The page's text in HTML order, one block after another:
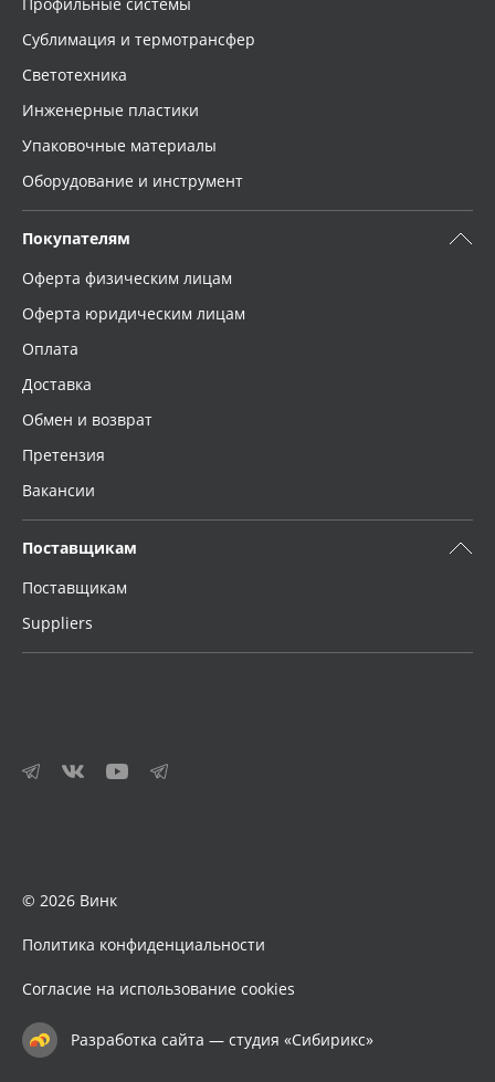
Сублимация и термотрансфер
Светотехника
Инженерные пластики
Упаковочные материалы
Оборудование и инструмент
Покупателям
Оферта физическим лицам
Оферта юридическим лицам
Оплата
Доставка
Обмен и возврат
Претензия
Вакансии
Поставщикам
Поставщикам
Suppliers
© 2026 Винк
Политика конфиденциальности
Согласие на использование cookies
Разработка сайта — студия «Сибирикс»